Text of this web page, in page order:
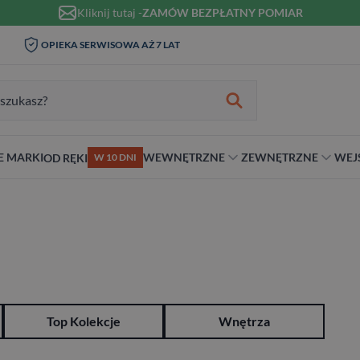
Kliknij tutaj -ZAMÓW BEZPŁATNY POMIAR
OPIEKA SERWISOWA AŻ 7 LAT
MARKIOD RĘKI W 10 DNI WEWNĘTRZNE ZEWNĘTRZNE
Top Kolekcje Wnętrza